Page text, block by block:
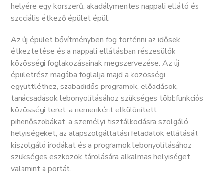
helyére egy korszerű, akadálymentes nappali ellátó és
szociális étkező épület épül.
Az új épület bővítményben fog történni az idősek
étkeztetése és a nappali ellátásban részesülők
közösségi foglakozásainak megszervezése. Az új
épületrész magába foglalja majd a közösségi
együttléthez, szabadidős programok, előadások,
tanácsadások lebonyolításához szükséges többfunkciós
közösségi teret, a nemenként elkülönített
pihenőszobákat, a személyi tisztálkodásra szolgáló
helyiségeket, az alapszolgáltatási feladatok ellátását
kiszolgáló irodákat és a programok lebonyolításához
szükséges eszközök tárolására alkalmas helyiséget,
valamint a portát.